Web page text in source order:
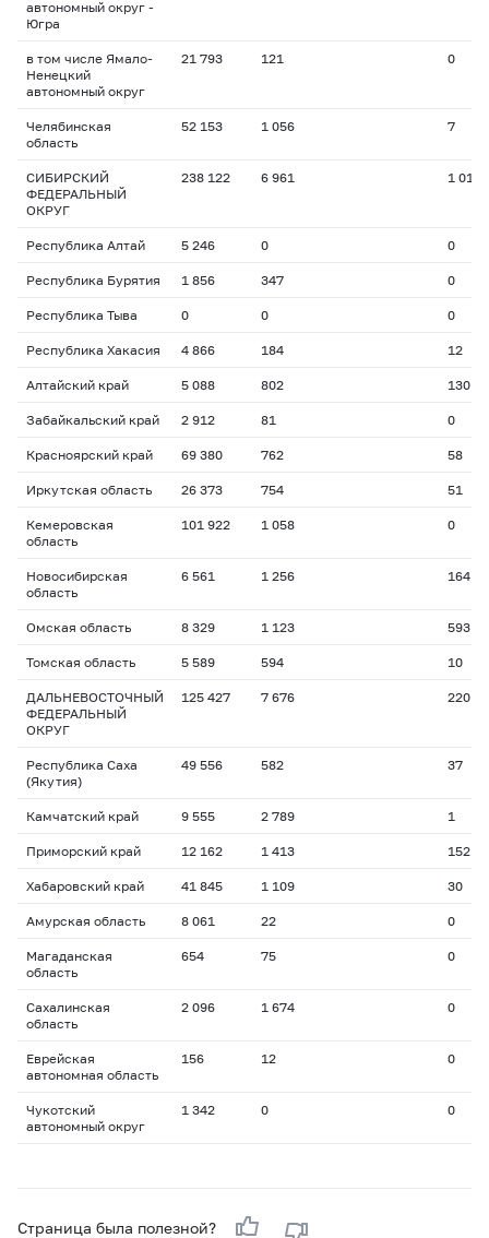
автономный округ -
Югра
в том числе Ямало-
Ненецкий
автономный округ
21 793 121 0
Челябинская
область
52 153 1 056 7
СИБИРСКИЙ
ФЕДЕРАЛЬНЫЙ
ОКРУГ
238 122 6 961 1 018
Республика Алтай 5 246 0 0
Республика Бурятия 1 856 347 0
Республика Тыва 0 0 0
Республика Хакасия 4 866 184 12
Алтайский край 5 088 802 130
Забайкальский край 2 912 81 0
Красноярский край 69 380 762 58
Иркутская область 26 373 754 51
Кемеровская
область
101 922 1 058 0
Новосибирская
область
6 561 1 256 164
Омская область 8 329 1 123 593
Томская область 5 589 594 10
ДАЛЬНЕВОСТОЧНЫЙ
ФЕДЕРАЛЬНЫЙ
ОКРУГ
125 427 7 676 220
Республика Саха
(Якутия)
49 556 582 37
Камчатский край 9 555 2 789 1
Приморский край 12 162 1 413 152
Хабаровский край 41 845 1 109 30
Амурская область 8 061 22 0
Магаданская
область
654 75 0
Сахалинская
область
2 096 1 674 0
Еврейская
автономная область
156 12 0
Чукотский
автономный округ
1 342 0 0
Страница была полезной?